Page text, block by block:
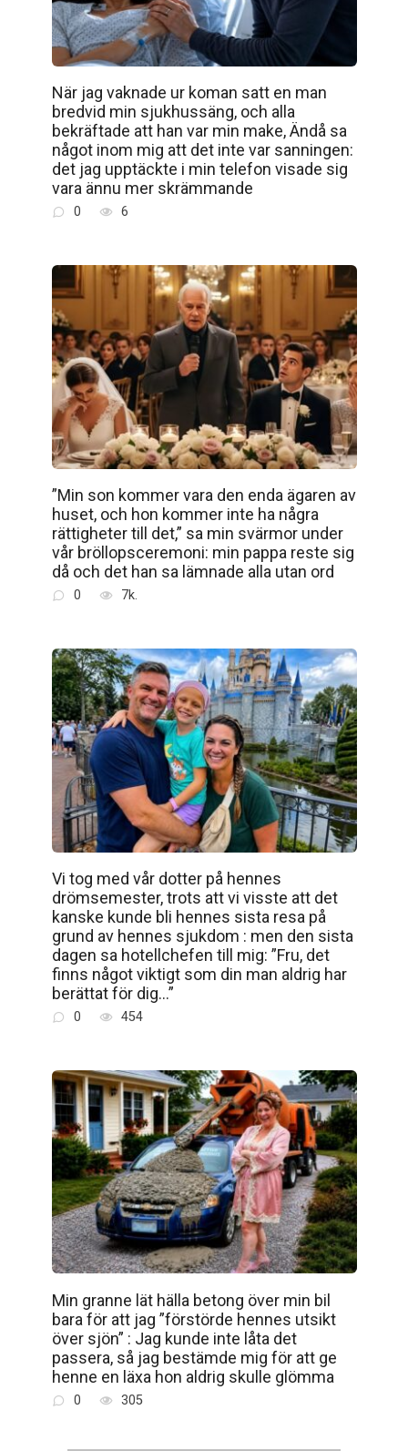
När jag vaknade ur koman satt en man
bredvid min sjukhussäng, och alla
bekräftade att han var min make, Ändå sa
något inom mig att det inte var sanningen:
det jag upptäckte i min telefon visade sig
vara ännu mer skrämmande
0 6
”Min son kommer vara den enda ägaren av
huset, och hon kommer inte ha några
rättigheter till det,” sa min svärmor under
vår bröllopsceremoni: min pappa reste sig
då och det han sa lämnade alla utan ord
0 7k.
Vi tog med vår dotter på hennes
drömsemester, trots att vi visste att det
kanske kunde bli hennes sista resa på
grund av hennes sjukdom : men den sista
dagen sa hotellchefen till mig: ”Fru, det
finns något viktigt som din man aldrig har
berättat för dig…”
0 454
Min granne lät hälla betong över min bil
bara för att jag ”förstörde hennes utsikt
över sjön” : Jag kunde inte låta det
passera, så jag bestämde mig för att ge
henne en läxa hon aldrig skulle glömma
0 305